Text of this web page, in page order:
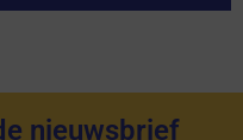
nieuwsbrief